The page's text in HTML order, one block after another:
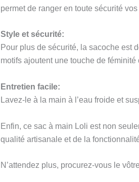
permet de ranger en toute sécurité
Style et sécurité:
Pour plus de sécurité, la sacoche est
motifs ajoutent une touche de féminité
Entretien facile:
Lavez-le à la main à l’eau froide et
Enfin, ce sac à main Loli est non
qualité artisanale et de la
N’attendez plus, procurez-vous le